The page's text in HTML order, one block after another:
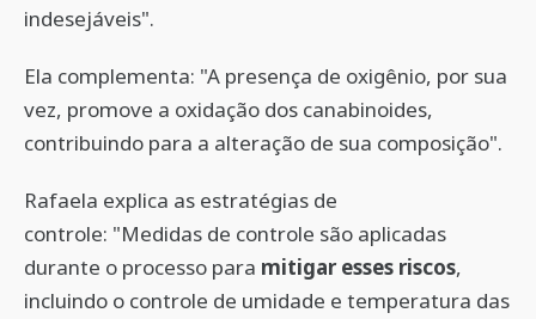
indesejáveis".
Ela complementa: "A presença de oxigênio, por sua
vez, promove a oxidação dos canabinoides,
contribuindo para a alteração de sua composição".
Rafaela explica as estratégias de
controle: "Medidas de controle são aplicadas
durante o processo para mitigar esses riscos,
incluindo o controle de umidade e temperatura das